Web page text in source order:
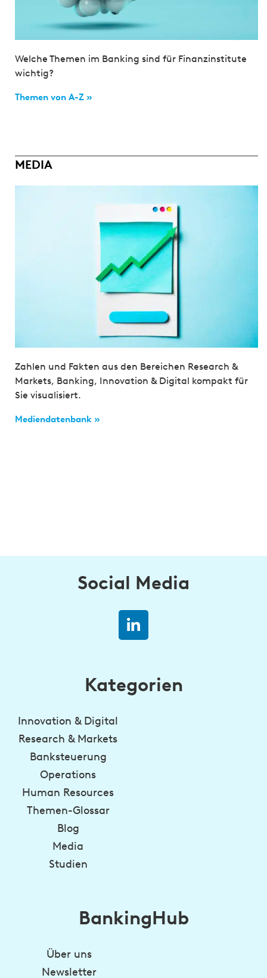
Welche Themen im Banking sind für Finanzinstitute
wichtig?
Themen von A-Z »
MEDIA
Zahlen und Fakten aus den Bereichen Research &
Markets, Banking, Innovation & Digital kompakt für
Sie visualisiert.
Mediendatenbank »
Social Media
Kategorien
Innovation & Digital
Research & Markets
Banksteuerung
Operations
Human Resources
Themen-Glossar
Blog
Media
Studien
BankingHub
Über uns
Newsletter